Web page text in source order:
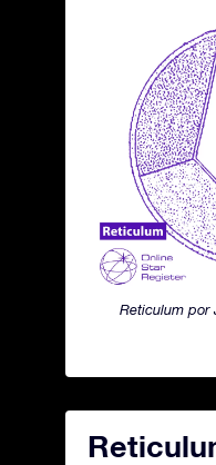
Reticulum por